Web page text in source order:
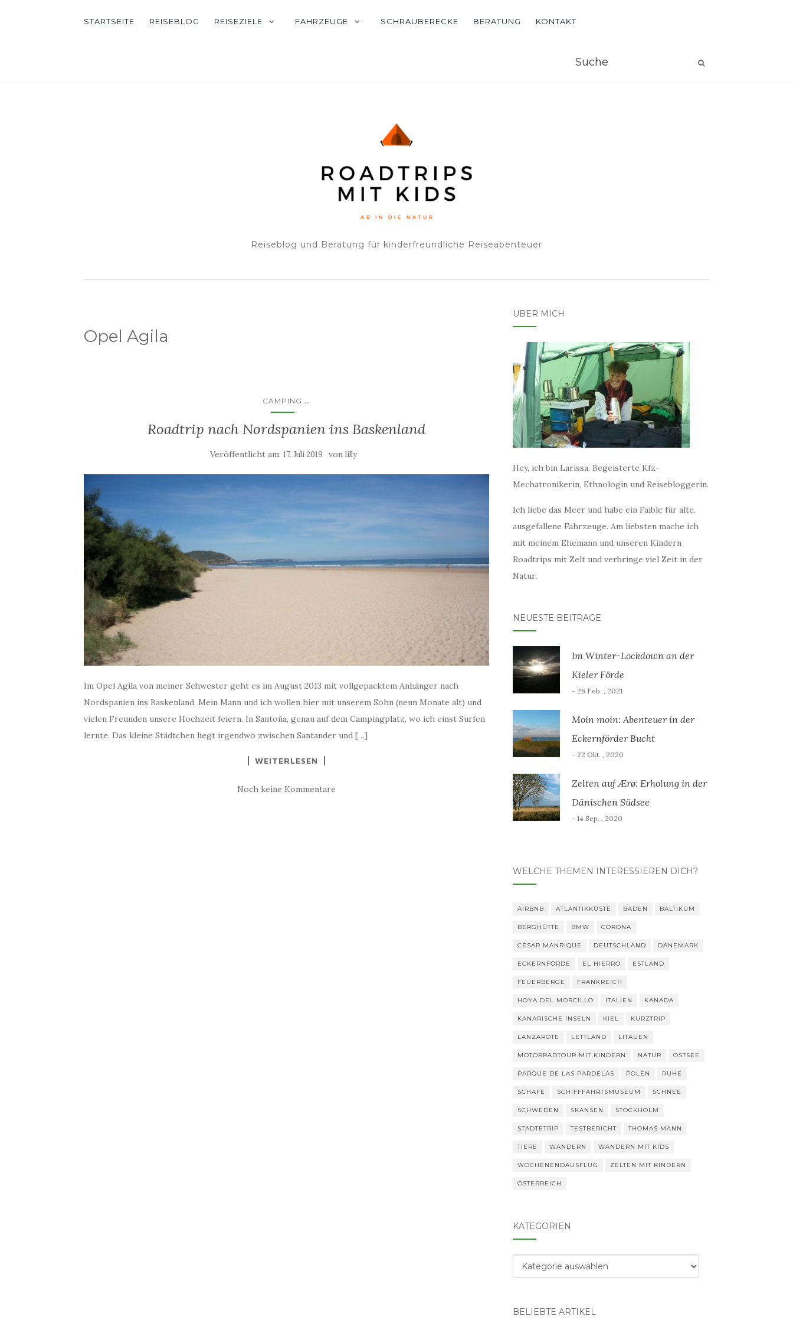
STARTSEITE REISEBLOG REISEZIELE FAHRZEUGE SCHRAUBERECKE BERATUNG KONTAKT
Reiseblog und Beratung für kinderfreundliche Reiseabenteuer
Opel Agila
CAMPING ...
Roadtrip nach Nordspanien ins Baskenland
Veröffentlicht am: 17. Juli 2019 von lilly
Im Opel Agila von meiner Schwester geht es im August 2013 mit vollgepacktem Anhänger nach
Nordspanien ins Baskenland. Mein Mann und ich wollen hier mit unserem Sohn (neun Monate alt) und
vielen Freunden unsere Hochzeit feiern. In Santoña, genau auf dem Campingplatz, wo ich einst Surfen
lernte. Das kleine Städtchen liegt irgendwo zwischen Santander und […]
WEITERLESEN
Noch keine Kommentare
ÜBER MICH
Hey, ich bin Larissa. Begeisterte Kfz-
Mechatronikerin, Ethnologin und Reisebloggerin.
Ich liebe das Meer und habe ein Faible für alte,
ausgefallene Fahrzeuge. Am liebsten mache ich
mit meinem Ehemann und unseren Kindern
Roadtrips mit Zelt und verbringe viel Zeit in der
Natur.
NEUESTE BEITRÄGE
Im Winter-Lockdown an der
Kieler Förde
- 26 Feb. , 2021
Moin moin: Abenteuer in der
Eckernförder Bucht
- 22 Okt. , 2020
Zelten auf Ærø: Erholung in der
Dänischen Südsee
- 14 Sep. , 2020
WELCHE THEMEN INTERESSIEREN DICH?
AIRBNB ATLANTIKKÜSTE BADEN BALTIKUM
BERGHÜTTE BMW CORONA
CÉSAR MANRIQUE DEUTSCHLAND DÄNEMARK
ECKERNFÖRDE EL HIERRO ESTLAND
FEUERBERGE FRANKREICH
HOYA DEL MORCILLO ITALIEN KANADA
KANARISCHE INSELN KIEL KURZTRIP
LANZAROTE LETTLAND LITAUEN
MOTORRADTOUR MIT KINDERN NATUR OSTSEE
PARQUE DE LAS PARDELAS POLEN RUHE
SCHAFE SCHIFFFAHRTSMUSEUM SCHNEE
SCHWEDEN SKANSEN STOCKHOLM
STÄDTETRIP TESTBERICHT THOMAS MANN
TIERE WANDERN WANDERN MIT KIDS
WOCHENENDAUSFLUG ZELTEN MIT KINDERN
ÖSTERREICH
KATEGORIEN
Kategorien
BELIEBTE ARTIKEL